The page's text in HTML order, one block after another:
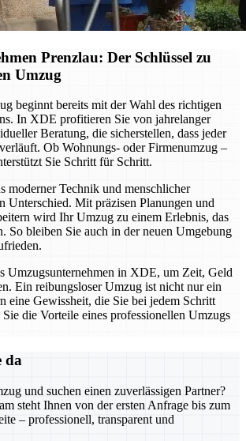
Prenzlau: Der Schlüssel zu
Umzug
beginnt bereits mit der Wahl des richtigen
In XDE profitieren Sie von jahrelanger
Beratung, die sicherstellen, dass jeder
Ob Wohnungs- oder Firmenumzug –
Sie Schritt für Schritt.
moderner Technik und menschlicher
Unterschied. Mit präzisen Planungen und
wird Ihr Umzug zu einem Erlebnis, das
So bleiben Sie auch in der neuen Umgebung
Umzugsunternehmen in XDE, um Zeit, Geld
Ein reibungsloser Umzug ist nicht nur ein
eine Gewissheit, die Sie bei jedem Schritt
die Vorteile eines professionellen Umzugs
da
und suchen einen zuverlässigen Partner?
steht Ihnen von der ersten Anfrage bis zum
– professionell, transparent und